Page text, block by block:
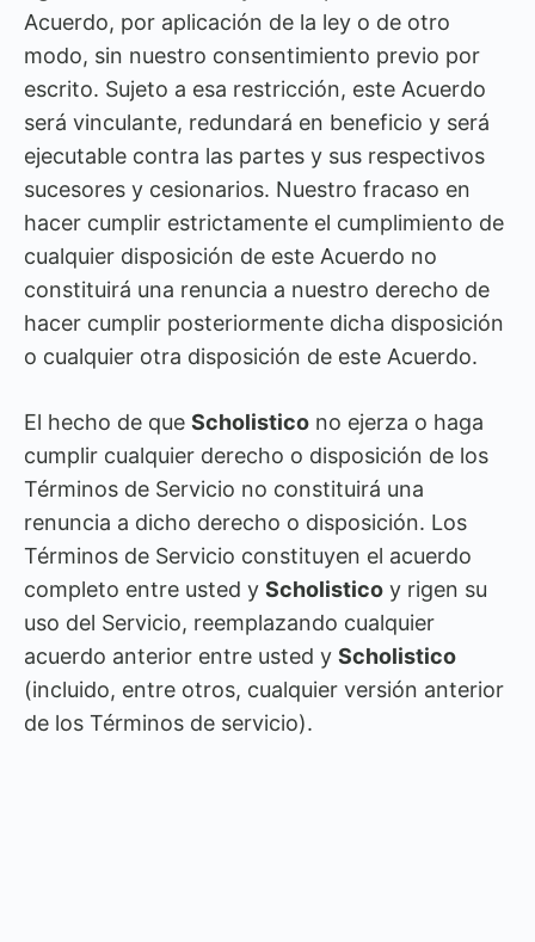
Acuerdo, por aplicación de la ley o de otro
modo, sin nuestro consentimiento previo por
escrito. Sujeto a esa restricción, este Acuerdo
será vinculante, redundará en beneficio y será
ejecutable contra las partes y sus respectivos
sucesores y cesionarios. Nuestro fracaso en
hacer cumplir estrictamente el cumplimiento de
cualquier disposición de este Acuerdo no
constituirá una renuncia a nuestro derecho de
hacer cumplir posteriormente dicha disposición
o cualquier otra disposición de este Acuerdo.
El hecho de que Scholistico no ejerza o haga
cumplir cualquier derecho o disposición de los
Términos de Servicio no constituirá una
renuncia a dicho derecho o disposición. Los
Términos de Servicio constituyen el acuerdo
completo entre usted y Scholistico y rigen su
uso del Servicio, reemplazando cualquier
acuerdo anterior entre usted y Scholistico
(incluido, entre otros, cualquier versión anterior
de los Términos de servicio).